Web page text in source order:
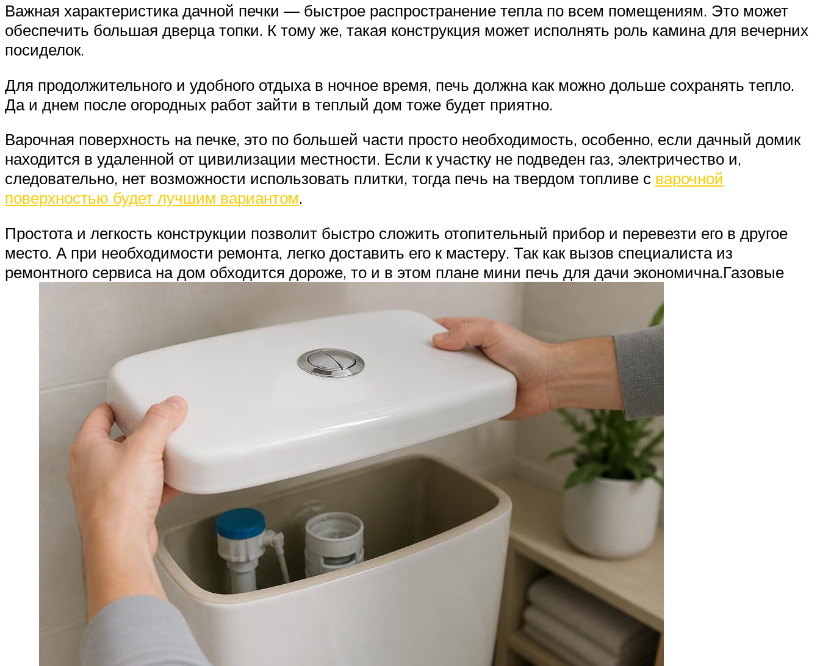
Важная характеристика дачной печки — быстрое распространение тепла по всем помещениям. Это может
обеспечить большая дверца топки. К тому же, такая конструкция может исполнять роль камина для вечерних
посиделок.
Для продолжительного и удобного отдыха в ночное время, печь должна как можно дольше сохранять тепло.
Да и днем после огородных работ зайти в теплый дом тоже будет приятно.
Варочная поверхность на печке, это по большей части просто необходимость, особенно, если дачный домик
находится в удаленной от цивилизации местности. Если к участку не подведен газ, электричество и,
следовательно, нет возможности использовать плитки, тогда печь на твердом топливе с варочной
поверхностью будет лучшим вариантом.
Простота и легкость конструкции позволит быстро сложить отопительный прибор и перевезти его в другое
место. А при необходимости ремонта, легко доставить его к мастеру. Так как вызов специалиста из
ремонтного сервиса на дом обходится дороже, то и в этом плане мини печь для дачи экономична.Газовые